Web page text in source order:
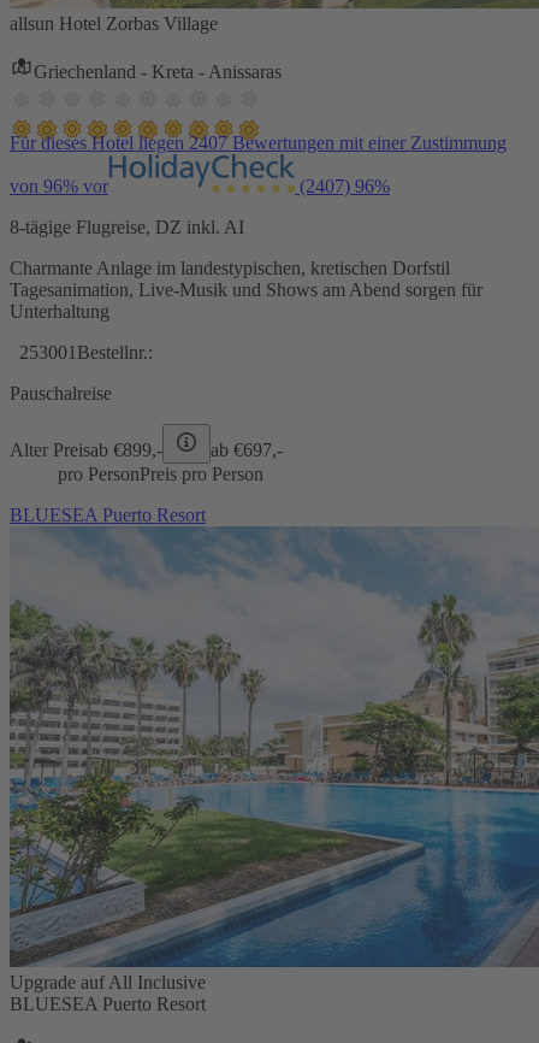
allsun Hotel Zorbas Village
Griechenland - Kreta - Anissaras
Für dieses Hotel liegen 2407 Bewertungen mit einer Zustimmung
von 96% vor (2407) 96%
8-tägige Flugreise, DZ inkl. AI
Charmante Anlage im landestypischen, kretischen Dorfstil
Tagesanimation, Live-Musik und Shows am Abend sorgen für
Unterhaltung
253001 Bestellnr.:
Pauschalreise
Alter Preisab €899,- ab €697,-
pro PersonPreis pro Person
BLUESEA Puerto Resort
Upgrade auf All Inclusive
BLUESEA Puerto Resort